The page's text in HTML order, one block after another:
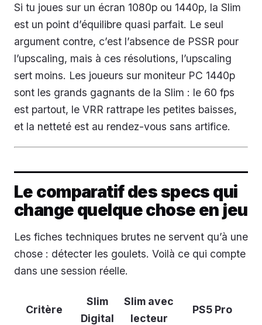
Si tu joues sur un écran 1080p ou 1440p, la Slim
est un point d’équilibre quasi parfait. Le seul
argument contre, c’est l’absence de PSSR pour
l’upscaling, mais à ces résolutions, l’upscaling
sert moins. Les joueurs sur moniteur PC 1440p
sont les grands gagnants de la Slim : le 60 fps
est partout, le VRR rattrape les petites baisses,
et la netteté est au rendez-vous sans artifice.
Le comparatif des specs qui
change quelque chose en jeu
Les fiches techniques brutes ne servent qu’à une
chose : détecter les goulets. Voilà ce qui compte
dans une session réelle.
Critère
Slim
Digital
Slim avec
lecteur
PS5 Pro